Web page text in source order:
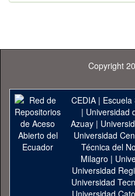
Copyright
CEDIA|
| Universidad
Azuay|
Universidad
Técnica del
Milagro |
Universidad
Universidad
Universidad